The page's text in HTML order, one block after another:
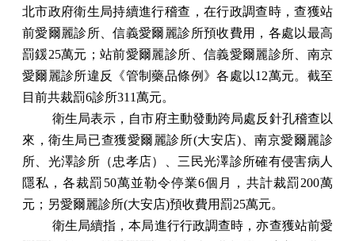
北市政府衛生局持續進行稽查，在行政調查時，查獲站
前愛爾麗診所、信義愛爾麗診所預收費用，各處以最高
罰鍰25萬元；站前愛爾麗診所、信義愛爾麗診所、南京
愛爾麗診所違反《管制藥品條例》各處以12萬元。截至
目前共裁罰6診所311萬元。
衛生局表示，自市府主動發動跨局處反針孔稽查以
來，衛生局已查獲愛爾麗診所(大安店)、南京愛爾麗診
所、光澤診所（忠孝店）、三民光澤診所確有侵害病人
隱私，各裁罰50萬並勒令停業6個月，共計裁罰200萬
元；另愛爾麗診所(大安店)預收費用罰25萬元。
衛生局續指，本局進行行政調查時，亦查獲站前愛